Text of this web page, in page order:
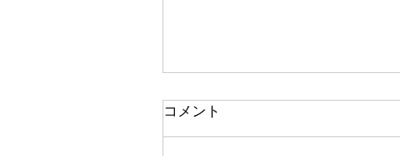
コメント